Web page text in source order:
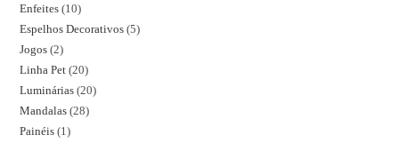
Enfeites 10
Espelhos Decorativos 5
Jogos 2
Linha Pet 20
Luminárias 20
Mandalas 28
Painéis 1